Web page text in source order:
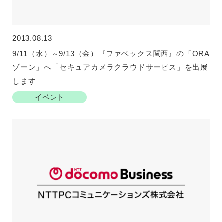
2013.08.13
イベント
9/11（水）～9/13（金）『ファベックス関西』の「ORA
ゾーン」へ「セキュアカメラクラウドサービス」を出展
します